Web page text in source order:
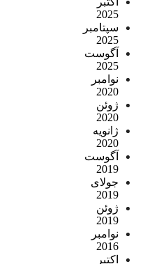
2025
سپتامبر
2025
آگوست
2025
نوامبر
2020
ژوئن
2020
ژانویه
2020
آگوست
2019
جولای
2019
ژوئن
2019
نوامبر
2016
اکتبر